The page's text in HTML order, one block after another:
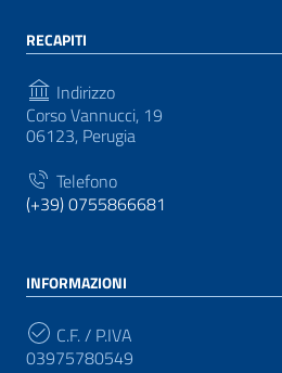
RECAPITI
Indirizzo
Corso Vannucci, 19
06123, Perugia
Telefono
(+39) 0755866681
INFORMAZIONI
C.F. / P.IVA
03975780549